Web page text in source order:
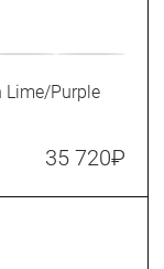
Lime/Purple
35 720₽